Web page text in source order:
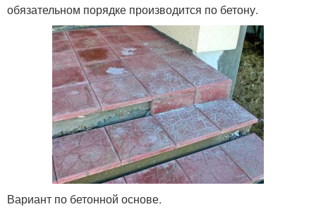
обязательном порядке производится по бетону.
Вариант по бетонной основе.